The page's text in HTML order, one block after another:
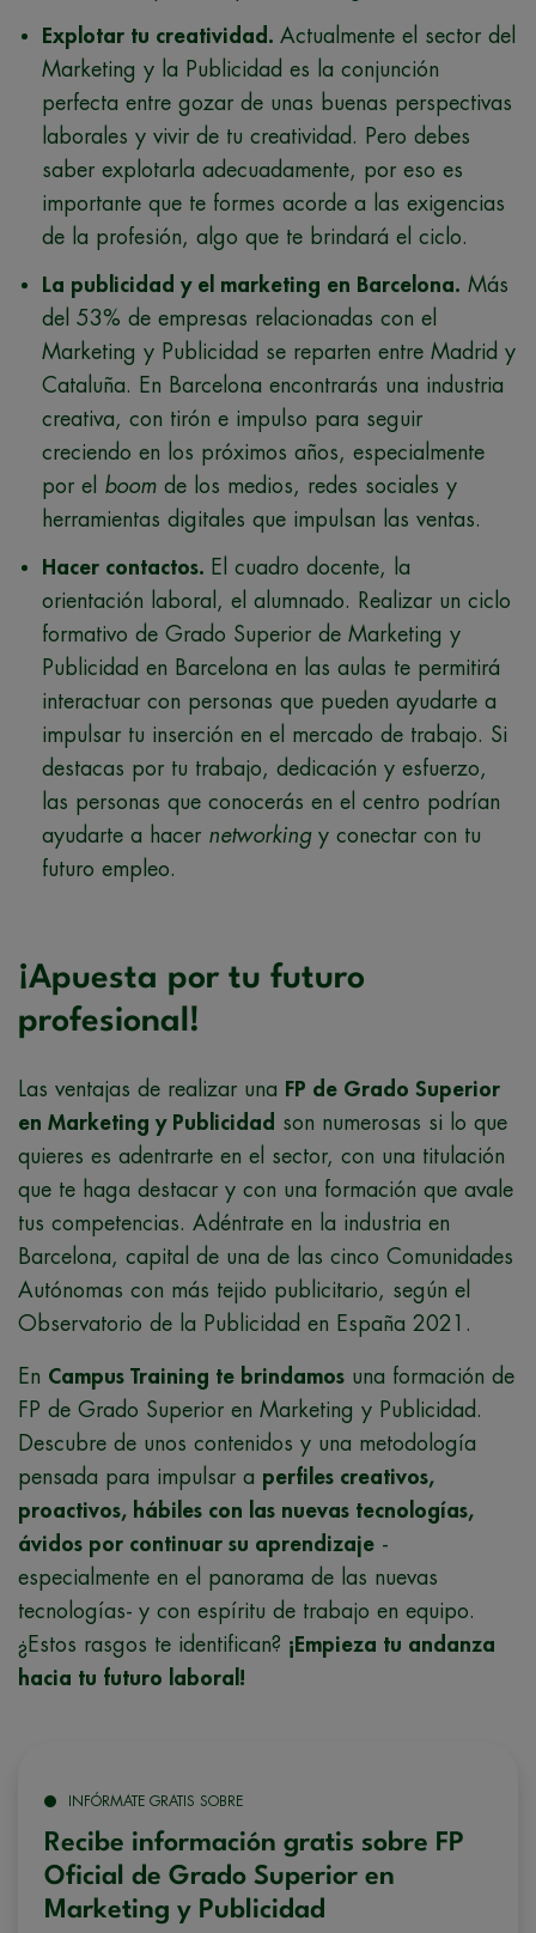
Explotar tu creatividad. Actualmente el sector del
Marketing y la Publicidad es la conjunción
perfecta entre gozar de unas buenas perspectivas
laborales y vivir de tu creatividad. Pero debes
saber explotarla adecuadamente, por eso es
importante que te formes acorde a las exigencias
de la profesión, algo que te brindará el ciclo.
La publicidad y el marketing en Barcelona. Más
del 53% de empresas relacionadas con el
Marketing y Publicidad se reparten entre Madrid y
Cataluña. En Barcelona encontrarás una industria
creativa, con tirón e impulso para seguir
creciendo en los próximos años, especialmente
por el boom de los medios, redes sociales y
herramientas digitales que impulsan las ventas.
Hacer contactos. El cuadro docente, la
orientación laboral, el alumnado. Realizar un ciclo
formativo de Grado Superior de Marketing y
Publicidad en Barcelona en las aulas te permitirá
interactuar con personas que pueden ayudarte a
impulsar tu inserción en el mercado de trabajo. Si
destacas por tu trabajo, dedicación y esfuerzo,
las personas que conocerás en el centro podrían
ayudarte a hacer networking y conectar con tu
futuro empleo.
¡Apuesta por tu futuro
profesional!
Las ventajas de realizar una FP de Grado Superior
en Marketing y Publicidad son numerosas si lo que
quieres es adentrarte en el sector, con una titulación
que te haga destacar y con una formación que avale
tus competencias. Adéntrate en la industria en
Barcelona, capital de una de las cinco Comunidades
Autónomas con más tejido publicitario, según el
Observatorio de la Publicidad en España 2021.
En Campus Training te brindamos una formación de
FP de Grado Superior en Marketing y Publicidad.
Descubre de unos contenidos y una metodología
pensada para impulsar a perfiles creativos,
proactivos, hábiles con las nuevas tecnologías,
ávidos por continuar su aprendizaje -
especialmente en el panorama de las nuevas
tecnologías- y con espíritu de trabajo en equipo.
¿Estos rasgos te identifican? ¡Empieza tu andanza
hacia tu futuro laboral!
INFÓRMATE GRATIS SOBRE
Recibe información gratis sobre FP
Oficial de Grado Superior en
Marketing y Publicidad